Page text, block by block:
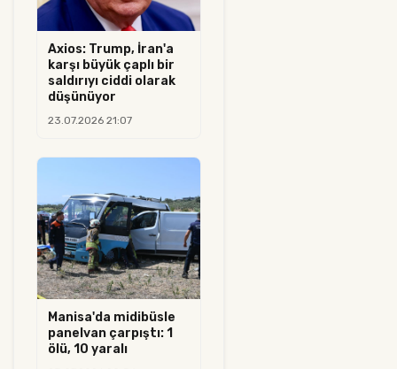
Axios: Trump, İran'a
karşı büyük çaplı bir
saldırıyı ciddi olarak
düşünüyor
23.07.2026 21:07
Manisa'da midibüsle
panelvan çarpıştı: 1
ölü, 10 yaralı